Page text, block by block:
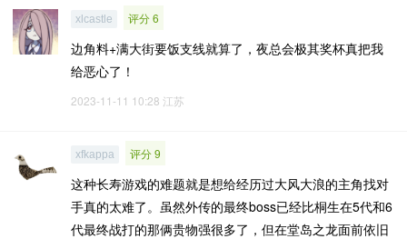
xlcastle 评分 6
边角料+满大街要饭支线就算了，夜总会极其奖杯真把我
给恶心了！
2023-11-11 10:28 江苏
xfkappa 评分 9
这种长寿游戏的难题就是想给经历过大风大浪的主角找对
手真的太难了。虽然外传的最终boss已经比桐生在5代和6
代最终战打的那俩贵物强很多了，但在堂岛之龙面前依旧